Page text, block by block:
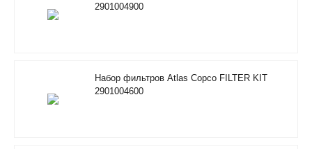
2901004900
Набор фильтров Atlas Copco FILTER KIT
2901004600